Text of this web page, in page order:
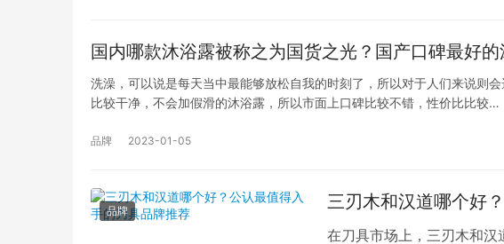
国内哪款沐浴露被称之为国货之光？国产口碑最好
洗澡，可以说是每天当中最能够放松自我的时刻了，所以对于人们来说则
比较干净，不会加假滑的沐浴露，所以市面上口碑比较不错，性价比比较…
品牌 2023-01-05
品牌 三刃木和汉道哪个好
在刀具市场上，三刃木和